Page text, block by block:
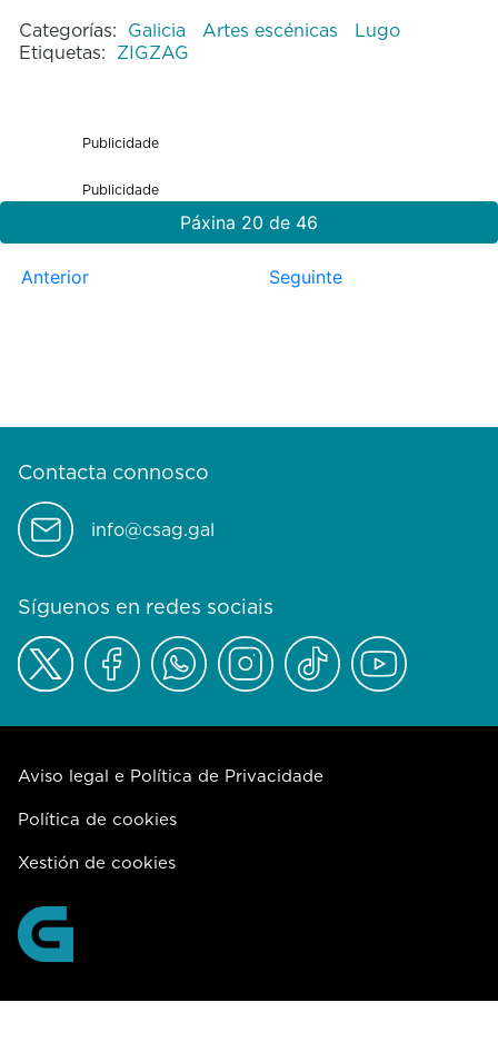
Categorías: Galicia Artes escénicas
Lugo
Etiquetas: ZIGZAG
Publicidade
Publicidade
Páxina 20 de 46
Anterior Seguinte
Contacta connosco
info@csag.gal
Síguenos en redes sociais
Aviso legal e Política de Privacidade
Política de cookies
Xestión de cookies